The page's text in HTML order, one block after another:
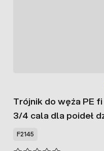
Trójnik do węża PE
3/4 cala dla poideł
F2145